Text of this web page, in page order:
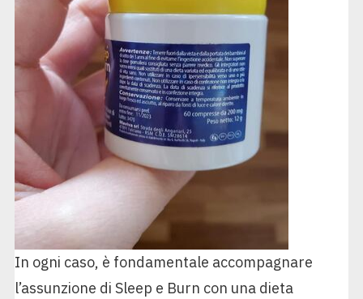
In ogni caso, è fondamentale accompagnare
l’assunzione di Sleep e Burn con una dieta